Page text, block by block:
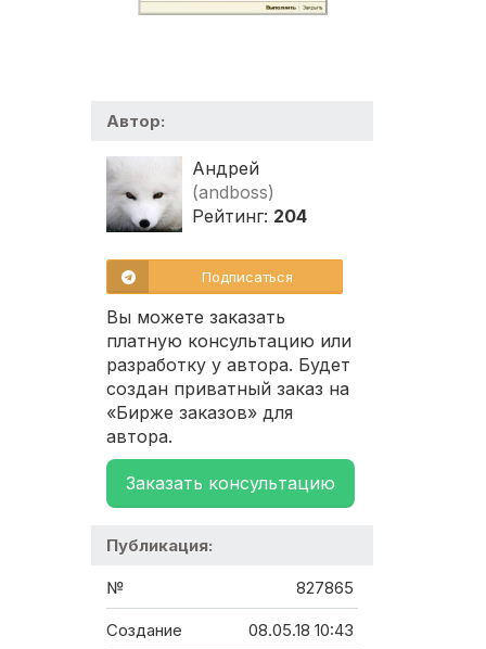
Автор:
Андрей
(andboss)
Рейтинг: 204
Подписаться
Вы можете заказать
платную консультацию или
разработку у автора. Будет
создан приватный заказ на
«Бирже заказов» для
автора.
Заказать консультацию
Публикация:
№ 827865
Создание 08.05.18 10:43